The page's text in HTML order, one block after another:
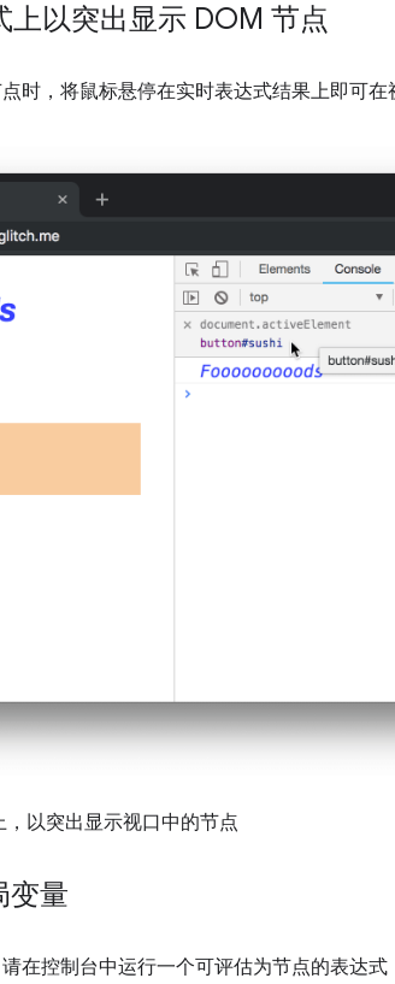
以突出显示 DOM 节点
时，将鼠标悬停在实时表达式结果上即可在
以突出显示视口中的节点
变量
在控制台中运行一个可评估为节点的表达